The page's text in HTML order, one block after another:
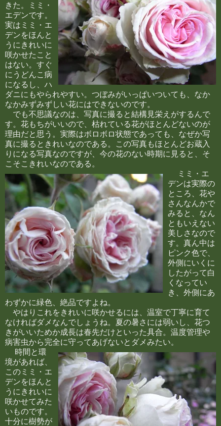
きた。ミミ・
エデンです。
実はミミ・エ
デンをほんと
うにきれいに
咲かせたこと
はない。すぐ
にうどんこ病
になるし、ハ
ダニにもやられやすい。つぼみがいっぱいついても、なか
なかみずみずしい花にはできないのです。
でも不思議なのは、写真に撮ると結構見栄えがするんで
す。花もちがいいので、枯れている花がほとんどないのが
理由だと思う。実際はボロボロ状態であっても、なぜか写
真に撮るときれいなのである。この写真もほとんどお蔵入
りになる写真なのですが、今の花のない時期に見ると、そ
こそこきれいなのである。
ミミ・エ
デンは実際の
ところ、花や
さんなんかで
みると、なん
ともいえない
美しさなので
す。真ん中は
ピンク色で、
外側にいくに
したがって白
くなってい
き、外側にあ
わずかに緑色、絶品ですよね。
やはりこれをきれいに咲かせるには、温室で丁寧に育て
なければダメなんでしょうね。夏の暑さには弱いし、花つ
きがいいためか成長は春先だけといった具合。温度管理や
病害虫から完全に守ってあげないとダメみたい。
時間と環
境があれば、
このミミ・エ
デンをほんと
うにきれいに
咲かせてみた
いものです。
十分に樹勢が